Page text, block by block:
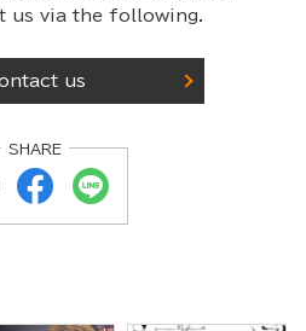
us via the following.
us
SHARE